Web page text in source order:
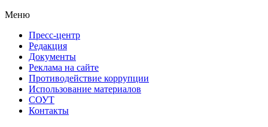
Меню
Пресс-центр
Редакция
Документы
Реклама на сайте
Противодействие коррупции
Использование материалов
СОУТ
Контакты